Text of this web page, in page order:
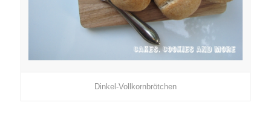
Dinkel-Vollkornbrötchen